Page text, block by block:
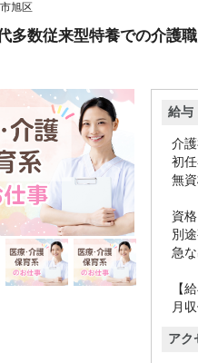
旭区
多数従来型特養での介護
給与
介
初
無
資
別
急
【
月
アク